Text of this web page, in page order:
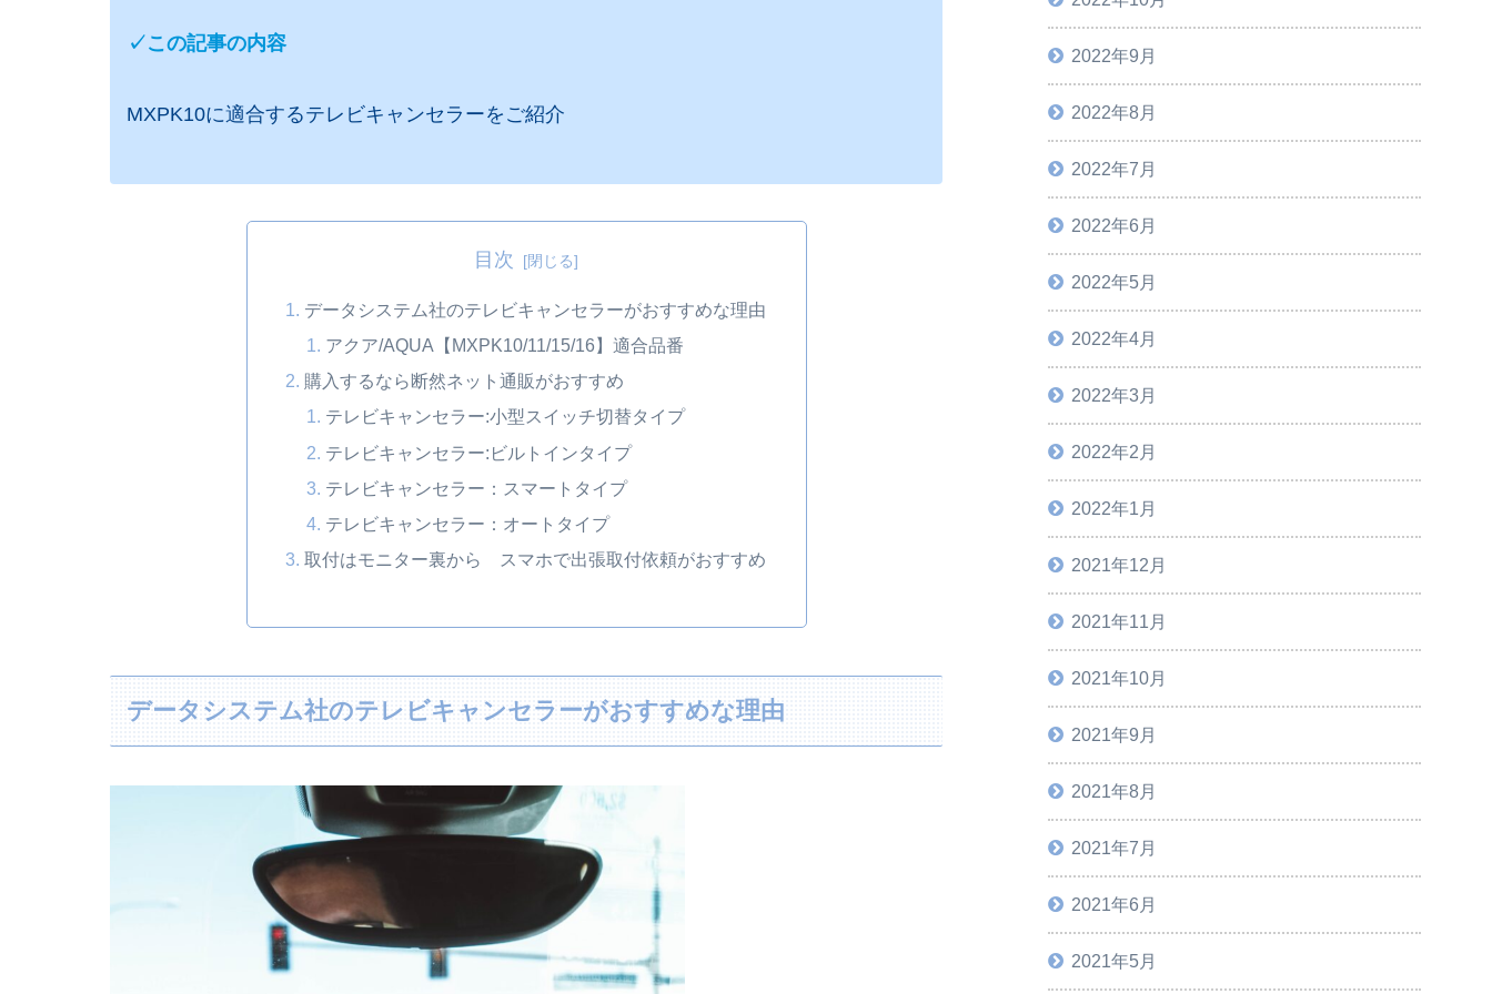
✓この記事の内容
MXPK10に適合するテレビキャンセラーをご紹介
目次
データシステム社のテレビキャンセラーがおすすめな理由
アクア/AQUA【MXPK10/11/15/16】適合品番
購入するなら断然ネット通販がおすすめ
テレビキャンセラー:小型スイッチ切替タイプ
テレビキャンセラー:ビルトインタイプ
テレビキャンセラー：スマートタイプ
テレビキャンセラー：オートタイプ
取付はモニター裏から スマホで出張取付依頼がおすすめ
データシステム社のテレビキャンセラーがおすすめな理由
2022年9月
2022年8月
2022年7月
2022年6月
2022年5月
2022年4月
2022年3月
2022年2月
2022年1月
2021年12月
2021年11月
2021年10月
2021年9月
2021年8月
2021年7月
2021年6月
2021年5月